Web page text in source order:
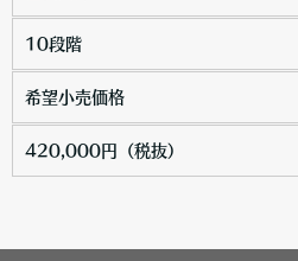
10段階
希望小売価格
420,000円（税抜）